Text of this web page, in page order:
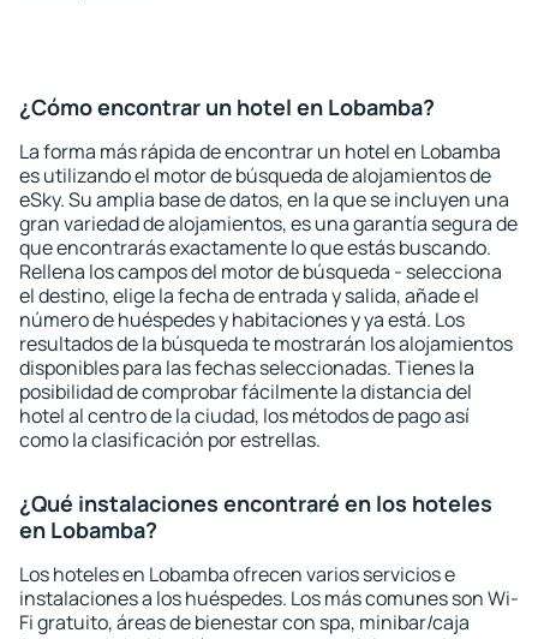
¿Cómo encontrar un hotel en Lobamba?
La forma más rápida de encontrar un hotel en Lobamba
es utilizando el motor de búsqueda de alojamientos de
eSky. Su amplia base de datos, en la que se incluyen una
gran variedad de alojamientos, es una garantía segura de
que encontrarás exactamente lo que estás buscando.
Rellena los campos del motor de búsqueda - selecciona
el destino, elige la fecha de entrada y salida, añade el
número de huéspedes y habitaciones y ya está. Los
resultados de la búsqueda te mostrarán los alojamientos
disponibles para las fechas seleccionadas. Tienes la
posibilidad de comprobar fácilmente la distancia del
hotel al centro de la ciudad, los métodos de pago así
como la clasificación por estrellas.
¿Qué instalaciones encontraré en los hoteles
en Lobamba?
Los hoteles en Lobamba ofrecen varios servicios e
instalaciones a los huéspedes. Los más comunes son Wi-
Fi gratuito, áreas de bienestar con spa, minibar/caja